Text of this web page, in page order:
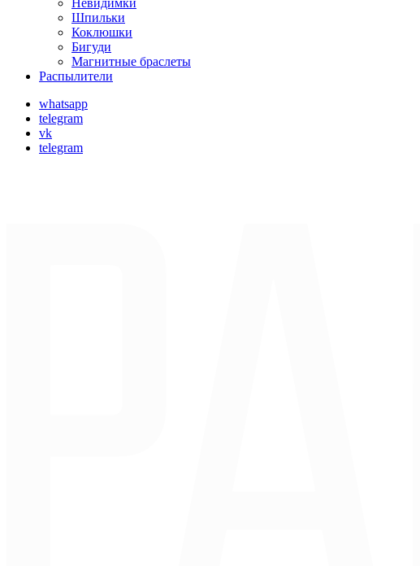
Невидимки
Шпильки
Коклюшки
Бигуди
Магнитные браслеты
Распылители
whatsapp
telegram
vk
telegram